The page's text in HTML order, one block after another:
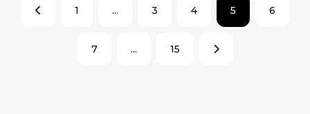
1 ... 3 4 5 6
7 ... 15